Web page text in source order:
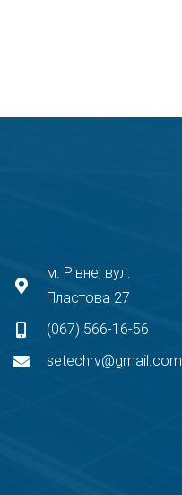
м. Рівне, вул.
Пластова 27
(067) 566-16-56
setechrv@gmail.com